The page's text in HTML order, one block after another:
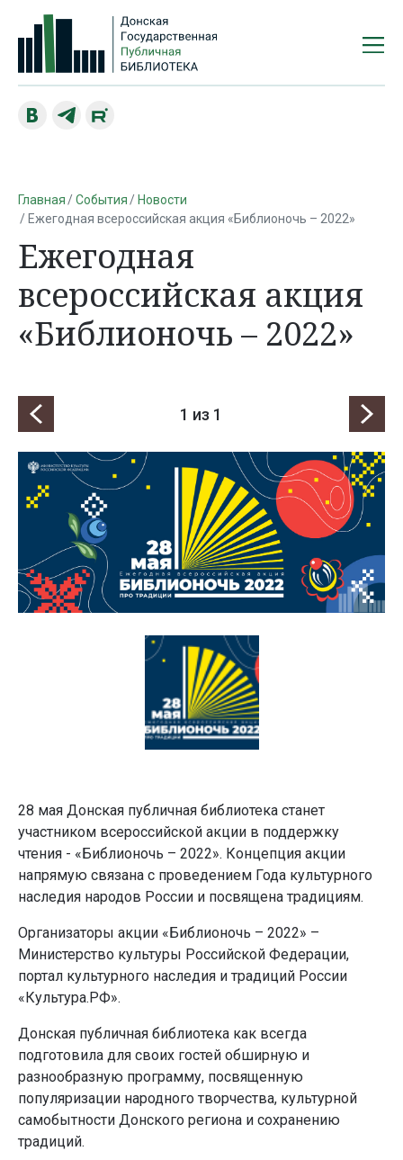
Главная События
Новости
Ежегодная всероссийская акция «Библионочь – 2022»
Ежегодная
всероссийская акция
«Библионочь – 2022»
1 из 1
28 мая Донская публичная библиотека станет
участником всероссийской акции в поддержку
чтения - «Библионочь – 2022». Концепция акции
напрямую связана с проведением Года культурного
наследия народов России и посвящена традициям.
Организаторы акции «Библионочь – 2022» –
Министерство культуры Российской Федерации,
портал культурного наследия и традиций России
«Культура.РФ».
Донская публичная библиотека как всегда
подготовила для своих гостей обширную и
разнообразную программу, посвященную
популяризации народного творчества, культурной
самобытности Донского региона и сохранению
традиций.